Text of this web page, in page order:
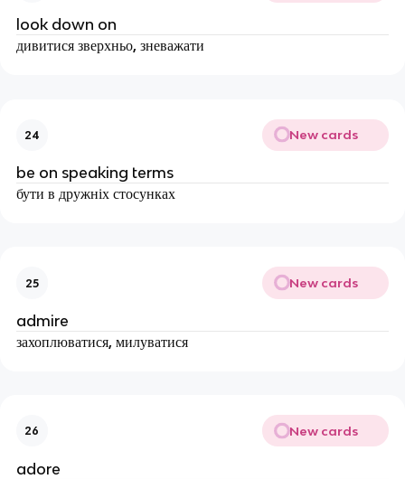
look down on
дивитися зверхньо, зневажати
24 New cards
be on speaking terms
бути в дружніх стосунках
25 New cards
admire
захоплюватися, милуватися
26 New cards
adore